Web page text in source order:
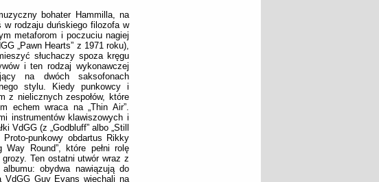
bohater Hammilla, na
rodzaju duńskiego filozofa w
metaforom i poczuciu nagiej
„Pawn Hearts” z 1971 roku),
słuchaczy spoza kręgu
i ten rodzaj wykonawczej
na dwóch saksofonach
stylu. Kiedy punkowcy i
z nielicznych zespołów, które
echem wraca na „Thin Air”.
instrumentów klawiszowych i
VdGG (z „Godbluff” albo „Still
punkowy obdartus Rikky
Round”, które pełni rolę
Ten ostatni utwór wraz z
obydwa nawiązują do
VdGG Guy Evans wjechali na